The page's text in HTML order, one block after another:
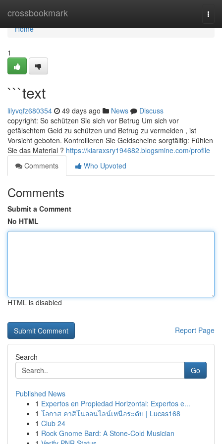
crossbookmark
Home
Home
1
```text
lilyvqfz680354 49 days ago News
Discuss
copyright: So schützen Sie sich vor Betrug Um sich vor
gefälschtem Geld zu schützen und Betrug zu vermeiden , ist
Vorsicht geboten. Kontrollieren Sie Geldscheine sorgfältig: Fühlen
Sie das Material ? https://kiaraxsry194682.blogsmine.com/profile
Comments
Who Upvoted
Comments
Submit a Comment
No HTML
HTML is disabled
Report Page
Search
Go
Published News
1 Expertos en Propiedad Horizontal: Expertos e...
1 โอกาส คาสิโนออนไลน์เหนือระดับ | Lucas168
1 Club 24
1 Rock Gnome Bard: A Stone-Cold Musician